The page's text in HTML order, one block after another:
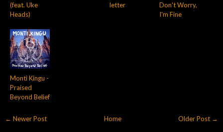
(feat. Uke
Heads)
letter
Don't Worry,
I'm Fine
Monti Kingu -
Praised
Beyond Belief
← Newer Post Older Post →
Home